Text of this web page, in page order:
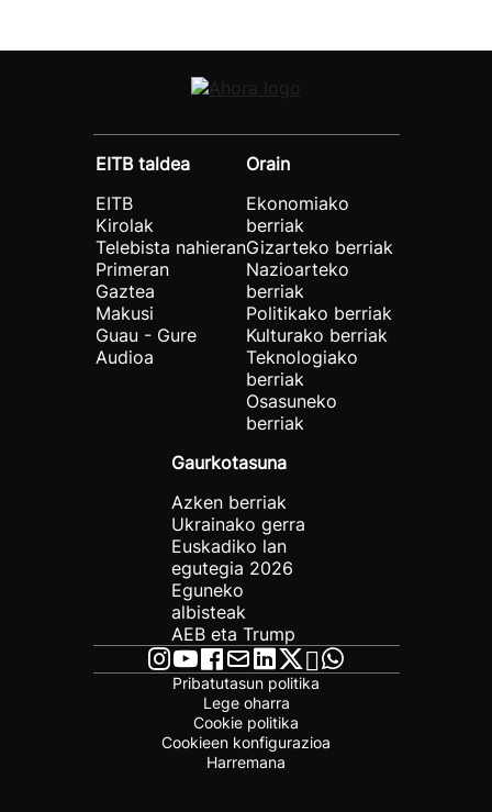
EITB taldea
EITB
Kirolak
Telebista nahieran
Primeran
Gaztea
Makusi
Guau - Gure
Audioa
Orain
Ekonomiako
berriak
Gizarteko berriak
Nazioarteko
berriak
Politikako berriak
Kulturako berriak
Teknologiako
berriak
Osasuneko
berriak
Gaurkotasuna
Azken berriak
Ukrainako gerra
Euskadiko lan
egutegia 2026
Eguneko
albisteak
AEB eta Trump
Pribatutasun politika
Lege oharra
Cookie politika
Cookieen konfigurazioa
Harremana